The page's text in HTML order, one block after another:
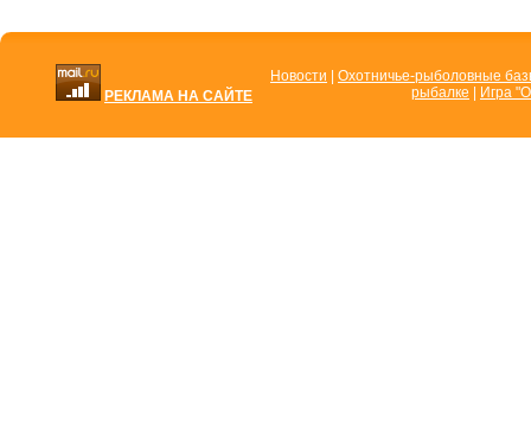
РЕКЛАМА НА САЙТЕ
Новости
Охотничье-рыболовные
рыбалке
Игра